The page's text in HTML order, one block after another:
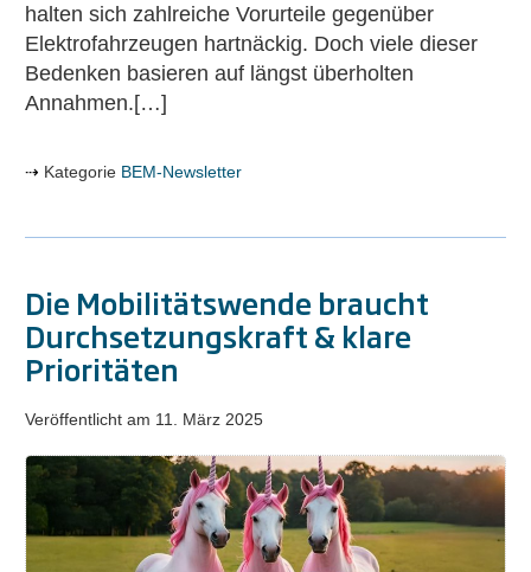
halten sich zahlreiche Vorurteile gegenüber
Elektrofahrzeugen hartnäckig. Doch viele dieser
Bedenken basieren auf längst überholten
Annahmen.[…]
Kategorie BEM-Newsletter
Die Mobilitätswende braucht
Durchsetzungskraft & klare
Prioritäten
Veröffentlicht am 11. März 2025
Die
Mobilitätswende
braucht
Durchsetzungskraft